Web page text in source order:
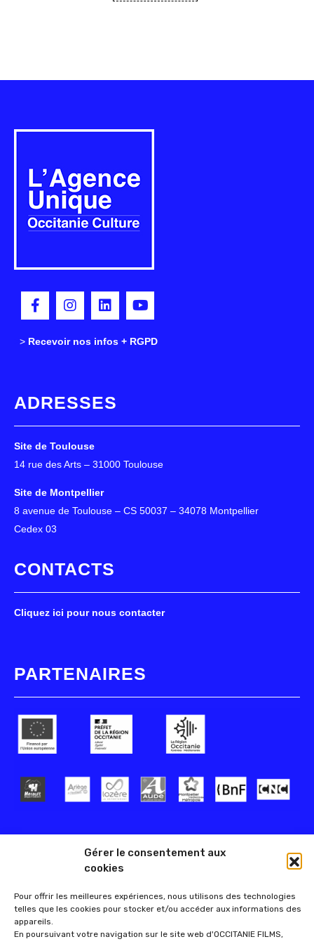
Gérer le consentement aux
cookies
Pour offrir les meilleures expériences, nous utilisons des technologies
telles que les cookies pour stocker et/ou accéder aux informations des
appareils.
En poursuivant votre navigation sur le site web d'OCCITANIE FILMS,
> Recevoir nos infos + RGPD
ADRESSES
Site de Toulouse
14 rue des Arts – 31000 Toulouse
Site de Montpellier
8 avenue de Toulouse – CS 50037 – 34078 Montpellier
Cedex 03
CONTACTS
Cliquez ici pour nous contacter
PARTENAIRES